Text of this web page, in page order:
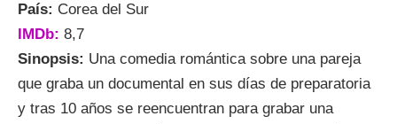
País: Corea del Sur
IMDb: 8,7
Sinopsis: Una comedia romántica sobre una pareja
que graba un documental en sus días de preparatoria
y tras 10 años se reencuentran para grabar una